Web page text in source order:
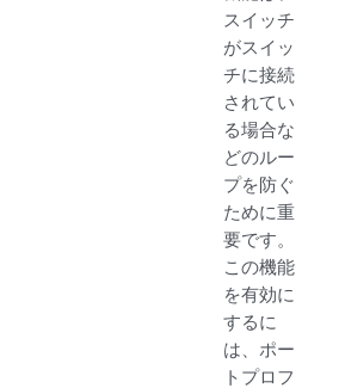
スイッチ
がスイッ
チに接続
されてい
る場合な
どのルー
プを防ぐ
ために重
要です。
この機能
を有効に
するに
は、ポー
トプロフ